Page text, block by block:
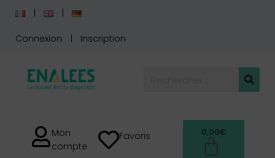
Connexion Inscription
Mon
compte
Favoris 0,00€